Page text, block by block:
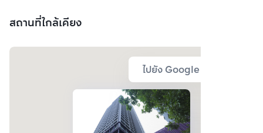
สถานที่ใกล้เคียง
ไปยัง Google Map